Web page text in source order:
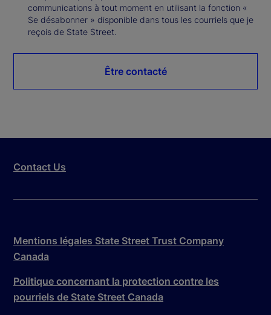
communications à tout moment en utilisant la fonction «
Se désabonner » disponible dans tous les courriels que je
reçois de State Street.
Être contacté
Contact Us
Mentions légales State Street Trust Company
Canada
Politique concernant la protection contre les
pourriels de State Street Canada